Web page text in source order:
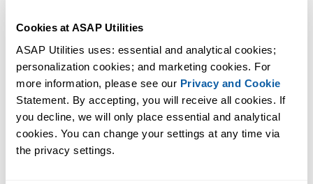
Cookies at ASAP Utilities
ASAP Utilities uses: essential and analytical cookies;
personalization cookies; and marketing cookies. For
more information, please see our Privacy and Cookie
Statement. By accepting, you will receive all cookies. If
you decline, we will only place essential and analytical
cookies. You can change your settings at any time via
the privacy settings.